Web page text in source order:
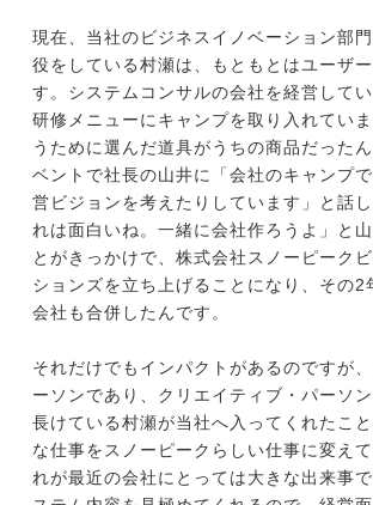
現在、当社のビジネスイノベーション部
役をしている村瀬は、もともとはユーザ
す。システムコンサルの会社を経営して
研修メニューにキャンプを取り入れてい
うために選んだ道具がうちの商品だった
ベントで社長の山井に「会社のキャンプ
営ビジョンを考えたりしています」と話
れは面白いね。一緒に会社作ろうよ」と
とがきっかけで、株式会社スノーピーク
ションズを立ち上げることになり、その2
会社も合併したんです。
それだけでもインパクトがあるのですが
ーソンであり、クリエイティブ・パーソ
長けている村瀬が当社へ入ってくれたこ
な仕事をスノーピークらしい仕事に変え
れが最近の会社にとっては大きな出来事